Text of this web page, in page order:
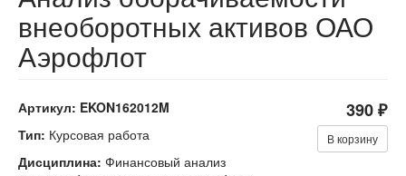
внеоборотных активов ОАО
Аэрофлот
Артикул: EKON162012M 390 ₽
В корзину
Тип: Курсовая работа
Дисциплина: Финансовый анализ